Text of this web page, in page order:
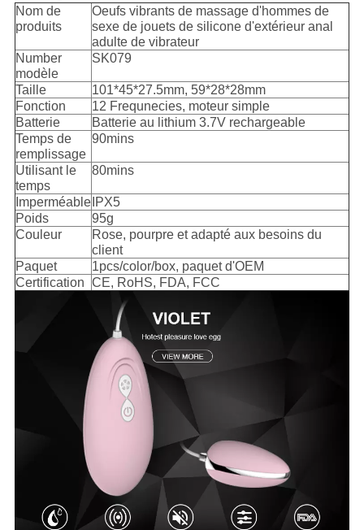
Nom de
produits
Oeufs vibrants de massage d'hommes de
sexe de jouets de silicone d'extérieur anal
adulte de vibrateur
Number
modèle
SK079
Taille
101*45*27.5mm, 59*28*28mm
Fonction
12 Frequnecies, moteur simple
Batterie
Batterie au lithium 3.7V rechargeable
Temps de
remplissage
90mins
Utilisant le
temps
80mins
Imperméable IPX5
Poids
95g
Couleur
Rose, pourpre et adapté aux besoins du
client
Paquet
1pcs/color/box, paquet d'OEM
Certification CE, RoHS, FDA, FCC